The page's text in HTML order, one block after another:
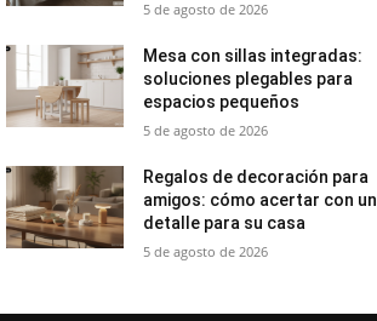
5 de agosto de 2026
Mesa con sillas integradas:
soluciones plegables para
espacios pequeños
5 de agosto de 2026
Regalos de decoración para
amigos: cómo acertar con un
detalle para su casa
5 de agosto de 2026